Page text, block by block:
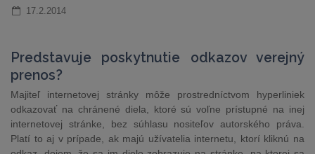
17.2.2014
Predstavuje poskytnutie odkazov verejný
prenos?
Majiteľ internetovej stránky môže prostredníctvom hyperliniek
odkazovať na chránené diela, ktoré sú voľne prístupné na inej
internetovej stránke, bez súhlasu nositeľov autorského práva.
Platí to aj v prípade, ak majú užívatelia internetu, ktorí kliknú na